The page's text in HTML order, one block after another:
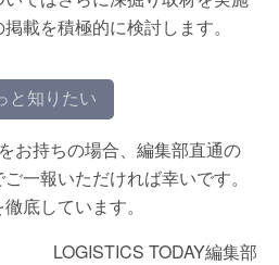
載を積極的に検討します。
と知りたい
お持ちの場合、編集部直通の
一報いただければ幸いです。
底しています。
LOGISTICS TODAY編集部